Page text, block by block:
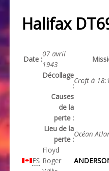
Halifax
Date :
07 avril
1943
Décollage
:
Croft à
Causes
de la
perte :
Lieu de la
perte :
Océan
FS
Floyd
Roger